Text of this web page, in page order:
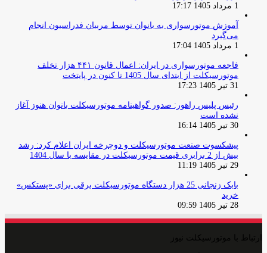
1 مرداد 1405 17:17
آموزش موتورسواری به بانوان توسط مربیان فدراسیون انجام
می‌گیرد
1 مرداد 1405 17:04
فاجعه موتورسواری در ایران: اعمال قانون ۴۴۱ هزار تخلف
موتورسیکلت از ابتدای سال 1405 تا کنون در پایتخت
31 تیر 1405 17:23
رئیس پلیس راهور: صدور گواهینامه موتورسیکلت بانوان هنوز آغاز
نشده است
30 تیر 1405 16:14
پیشکسوت صنعت موتورسیکلت و دوچرخه ایران اعلام کرد: رشد
بیش از 2 برابری قیمت موتورسیکلت در مقایسه با سال 1404
29 تیر 1405 11:19
بابک زنجانی 25 هزار دستگاه موتورسیکلت برقی برای «پستکس»
خرید
28 تیر 1405 09:59
ارتباط با موتورسیکلت نیوز